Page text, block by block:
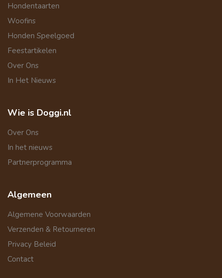
Hondentaarten
Woofins
Honden Speelgoed
Feestartikelen
Over Ons
In Het Nieuws
Wie is Doggi.nl
Over Ons
In het nieuws
Partnerprogramma
Algemeen
Algemene Voorwaarden
Verzenden & Retourneren
Privacy Beleid
Contact